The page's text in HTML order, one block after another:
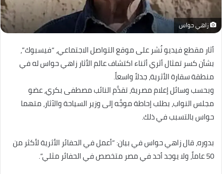
زاهي حواس
أثار مقطع فيديو نُشر على موقع التواصل الاجتماعي، “فيسبوك”،
بشأن كسر تمثال أثري أثناء اكتشاف عالم الأثار زاهي حواس له في
منطقة سقارة الأثرية، جدلاً واسعاً.
وبحسب وسائل إعلام مصرية، تقدَّم النائب مصطفى بكري، عضو
مجلس النواب، بطلب إحاطة موجَّه إلى وزير السياحة والآثار، متهما
حواس بالتسبب في ذلك.
بدوره، قال زاهي حواس في بيان: “أعمل في الحفائر الأثرية لأكثر من
50 عاماً، ولا يوجد أحد في مصر متخصص في الحفائر مثلي”.